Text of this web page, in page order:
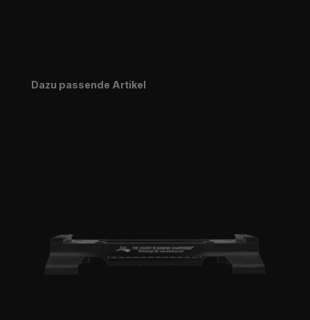
Produktgalerie überspringen
Dazu passende Artikel